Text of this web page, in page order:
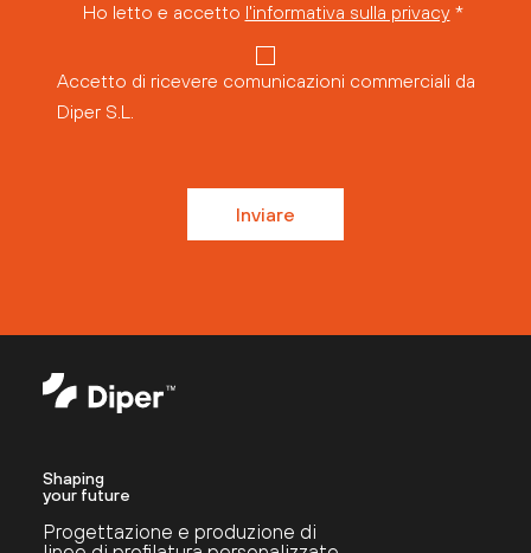
Ho letto e accetto l'informativa sulla privacy*
Accetto di ricevere comunicazioni commerciali da
Diper S.L.
Inviare
Shaping
your future
Progettazione e produzione di